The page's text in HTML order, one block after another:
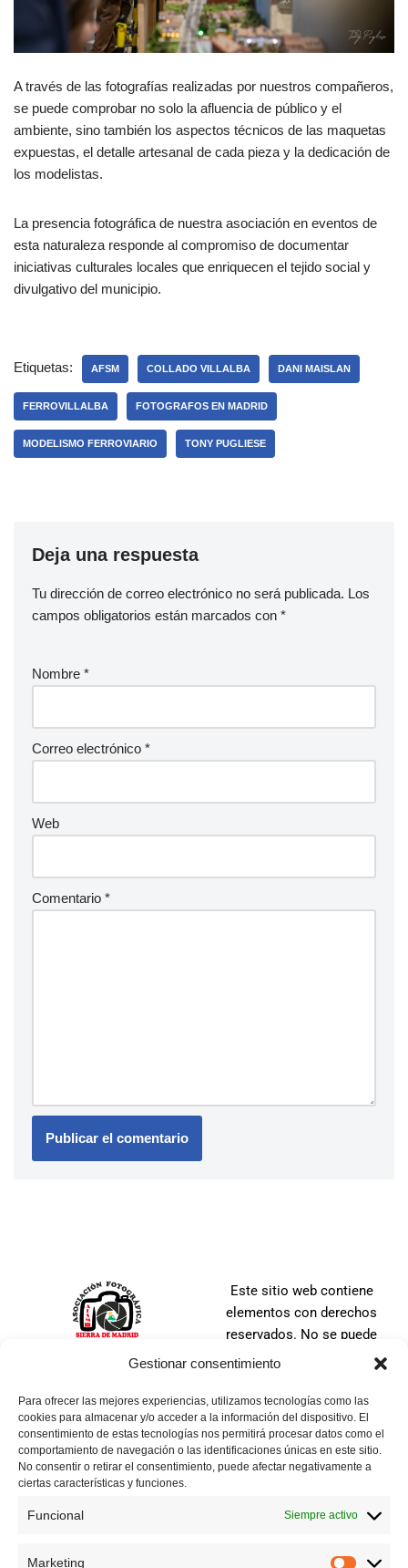
Gestionar consentimiento
Para ofrecer las mejores experiencias, utilizamos tecnologías como las
cookies para almacenar y/o acceder a la información del dispositivo. El
consentimiento de estas tecnologías nos permitirá procesar datos como el
comportamiento de navegación o las identificaciones únicas en este sitio.
No consentir o retirar el consentimiento, puede afectar negativamente a
ciertas características y funciones.
Funcional Siempre activo
Marketing
A través de las fotografías realizadas por nuestros compañeros,
se puede comprobar no solo la afluencia de público y el
ambiente, sino también los aspectos técnicos de las maquetas
expuestas, el detalle artesanal de cada pieza y la dedicación de
los modelistas.
La presencia fotográfica de nuestra asociación en eventos de
esta naturaleza responde al compromiso de documentar
iniciativas culturales locales que enriquecen el tejido social y
divulgativo del municipio.
Etiquetas: AFSM COLLADO VILLALBA DANI MAISLAN
FERROVILLALBA FOTOGRAFOS EN MADRID
MODELISMO FERROVIARIO TONY PUGLIESE
Deja una respuesta
Tu dirección de correo electrónico no será publicada. Los
campos obligatorios están marcados con *
Nombre *
Correo electrónico *
Web
Comentario *
Este sitio web contiene
elementos con derechos
reservados. No se puede
distribuir, copiar, publicar o
imágenes que en ella se
contienen, ya sea en todo o
en parte. No se puede tomar
una imagen, ni manipular,
cualquier parte de la misma.
los derechos reservados ya